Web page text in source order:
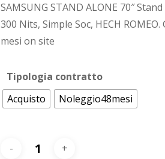
SAMSUNG STAND ALONE 70″
300 Nits, Simple Soc, HECH ROMEO.
mesi on site
Tipologia contratto
Acquisto
Noleggio48mesi